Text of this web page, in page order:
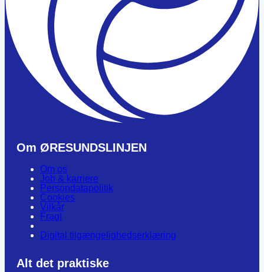
Om ØRESUNDSLINJEN
Om os
Job & karriere
Persondatapolitik
Cookies
Vilkår
Fragt
Digital tilgængelighedserklæring
Alt det praktiske